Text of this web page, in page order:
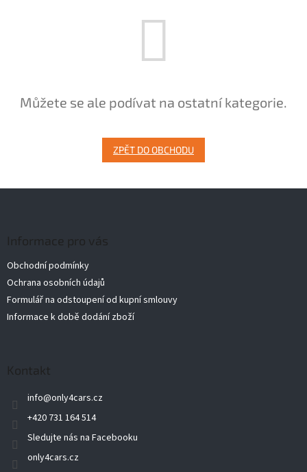
Můžete se ale podívat na ostatní kategorie.
ZPĚT DO OBCHODU
Informace pro vás
Obchodní podmínky
Ochrana osobních údajů
Formulář na odstoupení od kupní smlouvy
Informace k době dodání zboží
Kontakt
info@only4cars.cz
+420 731 164 514
Sledujte nás na Facebooku
only4cars.cz